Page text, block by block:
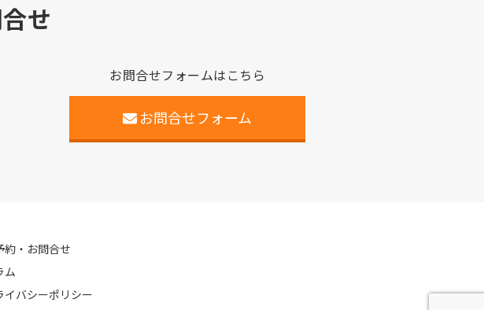
せ
お問合せフォームはこちら
お問合せフォーム
約・お問合せ
ム
イバシーポリシー